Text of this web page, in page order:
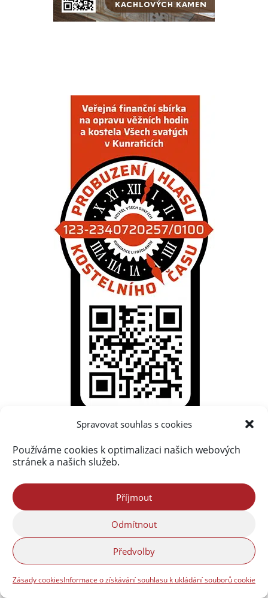
Spravovat souhlas s cookies
Používáme cookies k optimalizaci našich webových
stránek a našich služeb.
Příjmout
Odmítnout
Předvolby
Zásady cookiesInformace o získávání souhlasu k ukládání souborů cookie
Nejprohlíženější příspěvky
Fotogalerie a virtuální prohlídky(117 419)
Nová obsáhlá fotogalerie Frýdlantska
(76 591)
Pelc(54 805)